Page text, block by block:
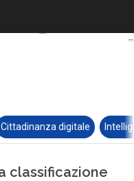
Cittadinanza digitale
classificazione